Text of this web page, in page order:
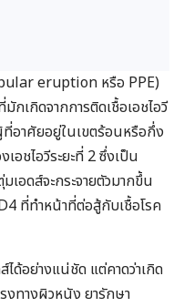
eruption หรือ PPE)
เกิดจากการติดเชื้อเอชไอวี
อาศัยอยู่ในเขตร้อนหรือกึ่ง
อชไอวีระยะที่ 2 ซึ่งเป็น
อดส์จะกระจายตัวมากขึ้น
ที่ทำหน้าที่ต่อสู้กับเชื้อโรค
ได้อย่างแน่ชัด แต่คาดว่าเกิด
งทางผิวหนัง ยารักษา